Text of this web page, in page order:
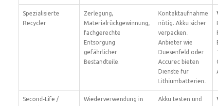
Spezialisierte
Recycler
Zerlegung,
Materialrückgewinnung,
fachgerechte
Entsorgung
gefährlicher
Bestandteile.
Kontaktaufnahme
nötig. Akku sicher
verpacken.
Anbieter wie
Duesenfeld oder
Accurec bieten
Dienste für
Lithiumbatterien.
Second‑Life /
Wiederverwendung in
Akku testen und